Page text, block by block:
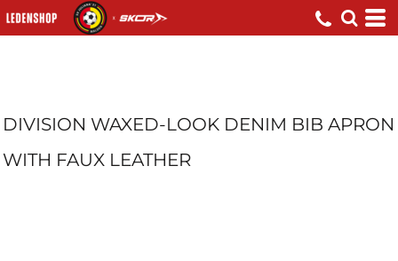
DIVISION WAXED-LOOK DENIM BIB APRON
WITH FAUX LEATHER